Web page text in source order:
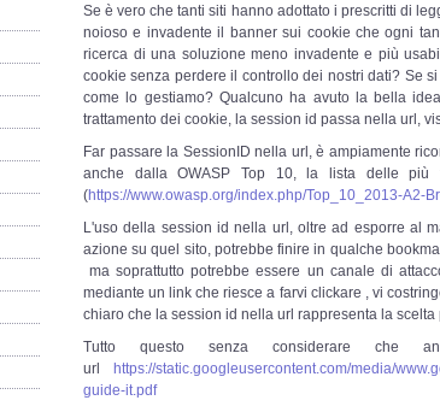
Se è vero che tanti siti hanno adottato i prescritti di
noioso e invadente il banner sui cookie che ogni
ricerca di una soluzione meno invadente e più
cookie senza perdere il controllo dei nostri dati? Se
come lo gestiamo? Qualcuno ha avuto la bella
trattamento dei cookie, la session id passa nella url,
Far passare la SessionID nella url, è ampiamente
anche dalla OWASP Top 10, la lista delle
(https://www.owasp.org/index.php/Top_10_2013-A2-
L'uso della session id nella url, oltre ad esporre al
azione su quel sito, potrebbe finire in qualche
ma soprattutto potrebbe essere un canale di
mediante un link che riesce a farvi clickare , vi
chiaro che la session id nella url rappresenta la
Tutto questo senza considerare che
url https://static.googleusercontent.com/media/
guide-it.pdf